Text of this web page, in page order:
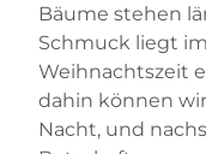
Bäume stehen
Schmuck liegt
Weihnachtszeit
dahin können
Nacht, und